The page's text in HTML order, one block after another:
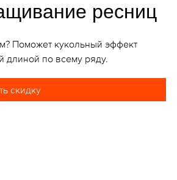
ресниц
Поможет кукольный эффект
длиной по всему ряду.
скидку